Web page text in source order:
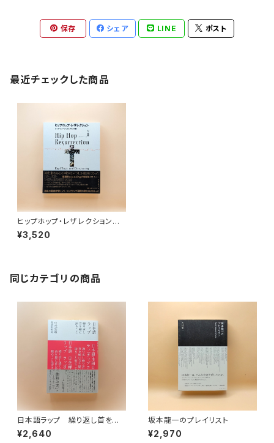
保存 シェア LINE ポスト
最近チェックした商品
ヒップホップ・レザレクション
ラップ・ミュージックとキリスト教
¥3,520
同じカテゴリの商品
日本語ラップ 繰り返し首を縦
に振ること
¥2,640
坂本龍一のプレイリスト
¥2,970